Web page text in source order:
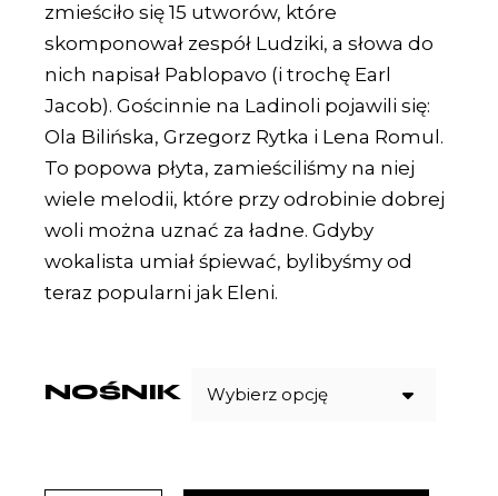
zmieściło się 15 utworów, które
skomponował zespół Ludziki, a słowa do
nich napisał Pablopavo (i trochę Earl
Jacob). Gościnnie na Ladinoli pojawili się:
Ola Bilińska, Grzegorz Rytka i Lena Romul.
To popowa płyta, zamieściliśmy na niej
wiele melodii, które przy odrobinie dobrej
woli można uznać za ładne. Gdyby
wokalista umiał śpiewać, bylibyśmy od
teraz popularni jak Eleni.
NOŚNIK Wybierz opcję